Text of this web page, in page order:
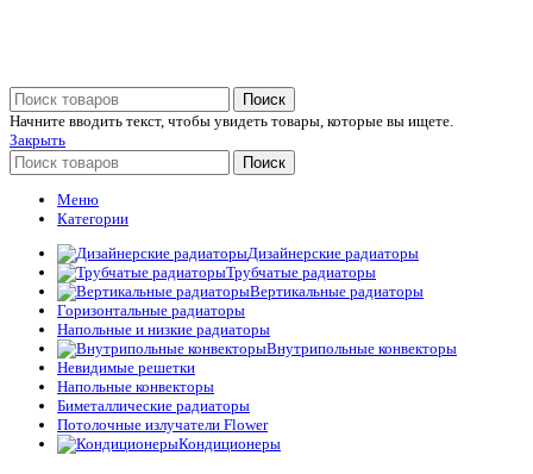
Поиск
Начните вводить текст, чтобы увидеть товары, которые вы ищете.
Закрыть
Поиск
Меню
Категории
Дизайнерские радиаторы
Трубчатые радиаторы
Вертикальные радиаторы
Горизонтальные радиаторы
Напольные и низкие радиаторы
Внутрипольные конвекторы
Невидимые решетки
Напольные конвекторы
Биметаллические радиаторы
Потолочные излучатели Flower
Кондиционеры